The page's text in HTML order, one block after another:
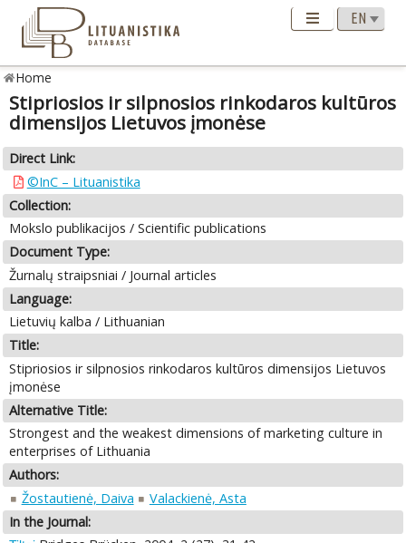
Home
Stipriosios ir silpnosios rinkodaros kultūros
dimensijos Lietuvos įmonėse
Direct Link:
©InC – Lituanistika
Collection:
Mokslo publikacijos / Scientific publications
Document Type:
Žurnalų straipsniai / Journal articles
Language:
Lietuvių kalba / Lithuanian
Title:
Stipriosios ir silpnosios rinkodaros kultūros dimensijos Lietuvos
įmonėse
Alternative Title:
Strongest and the weakest dimensions of marketing culture in
enterprises of Lithuania
Authors:
Žostautienė, Daiva
Valackienė, Asta
In the Journal: